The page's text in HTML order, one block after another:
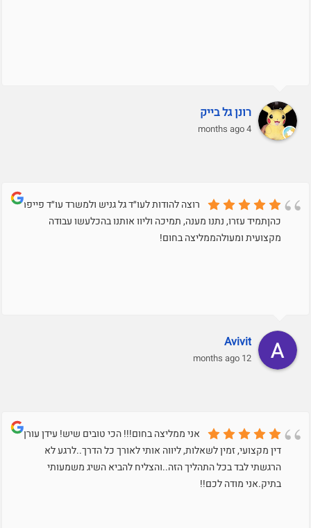
רונן גל בייק
4 months ago
רוצה להודות לעו״ד גל גניש ולמשרד עו״ד פייפר
כהןתמיד עזרו, נתנו מענה, תמיכה וליוו אותנו בהכלעשו עבודה
מקצועית ומעולהממליצה בחום!
Avivit
12 months ago
אני ממליצה בחום!!! הכי טובים שיש! עידן עורך
דין מקצועי, זמין לשאלות, ליווה אותי לאורך כל הדרך..לרגע לא
הרגשתי לבד בכל התהליך הזה..והצליח להביא השיג משמעותי
בתיק.אני מודה לכם!!